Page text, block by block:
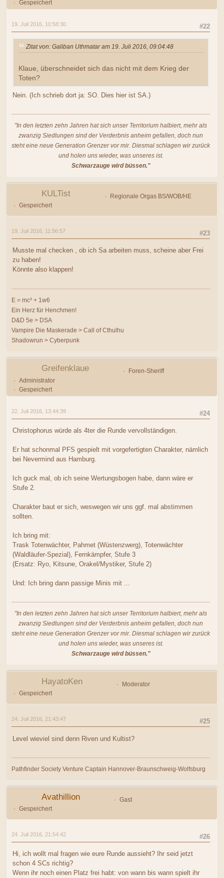
Gespeichert
#22
19. Juli 2016, 10:58:30
Zitat von: Galiban Uthmatar am 19. Juli 2016, 09:04:48
Klaue, überschneidet sich das nicht mit dem Krieg der
Toten?
Nein. (Ich schrieb dort ja: SO. Dies hier ist SA.)
"In den letzten zehn Jahren hat sich unser Territorium halbiert, mehr als
zwanzig Siedlungen sind der Verderbnis anheim gefallen, doch nun
steht eine neue Generation Grenzer vor mir. Diesmal schlagen wir zurück
und holen uns wieder, was unseres ist.
Schwarzauge wird büssen."
KULTist
Regionale Orgas BS/WOB/HE
Gespeichert
#23
19. Juli 2016, 11:56:57
Musste mal checken , ob ich Sa arbeiten muss, scheine aber Frei
zu haben!
Könnte also klappen!
E = mc² + 1w6
Ein Herz für Henchmen!
D&D 5e > DSA
Vampire Die Maskerade > Call of Cthulhu
Shadowrun > Cyberpunk
Greifenklaue
Foren-Sheriff
Administrator
Gespeichert
#24
22. Juli 2016, 13:44:39
Christophorus würde als 4ter die Runde vervollständigen.
Er hat schonmal PFS gespielt mit vorgefertigten Charakter, nämlich
bei Nevermind aus Hamburg.
Ich guck mal, ob ich seine Wertungsbogen habe, dann wäre er
Stufe 2.
Charakter baut er sich, weswegen wir uns ggf. mal abstimmen
sollten.
Ich bring mit:
Trask Totenwächter, Pahmet (Wüstenzwerg), Totenwächter
(Waldläufer-Spezial), Fernkämpfer, Stufe 3
(Ersatz: Ryo, Kitsune, Orakel/Mystiker, Stufe 2)
Und: Ich bring dann passige Minis mit ...
"In den letzten zehn Jahren hat sich unser Territorium halbiert, mehr als
zwanzig Siedlungen sind der Verderbnis anheim gefallen, doch nun
steht eine neue Generation Grenzer vor mir. Diesmal schlagen wir zurück
und holen uns wieder, was unseres ist.
Schwarzauge wird büssen."
HayatoKen
Moderator
Gespeichert
#25
24. Juli 2016, 21:43:47
Level wieviel sind denn Riven und Kultist?
Pathfinder Society Venture Captain Hannover-Braunschweig-Wolfsburg
Avathillion
Gast
Gespeichert
#26
24. Juli 2016, 21:54:42
Hi, ich wollt mal fragen wie eure Runde aussieht? Ihr seid jetzt
schon 4 SCs richtig?
Wenn ihr noch einen Platz frei habt: von wann bis wann spielt ihr